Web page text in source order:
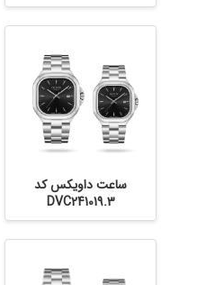
ساعت داویکس کد
DVC241019.3